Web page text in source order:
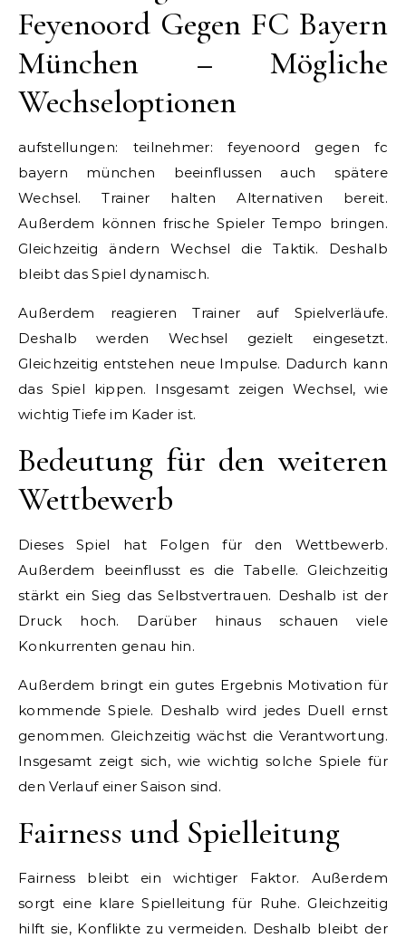
Feyenoord Gegen FC Bayern
München – Mögliche
Wechseloptionen
aufstellungen: teilnehmer: feyenoord gegen fc
bayern münchen beeinflussen auch spätere
Wechsel. Trainer halten Alternativen bereit.
Außerdem können frische Spieler Tempo bringen.
Gleichzeitig ändern Wechsel die Taktik. Deshalb
bleibt das Spiel dynamisch.
Außerdem reagieren Trainer auf Spielverläufe.
Deshalb werden Wechsel gezielt eingesetzt.
Gleichzeitig entstehen neue Impulse. Dadurch kann
das Spiel kippen. Insgesamt zeigen Wechsel, wie
wichtig Tiefe im Kader ist.
Bedeutung für den weiteren
Wettbewerb
Dieses Spiel hat Folgen für den Wettbewerb.
Außerdem beeinflusst es die Tabelle. Gleichzeitig
stärkt ein Sieg das Selbstvertrauen. Deshalb ist der
Druck hoch. Darüber hinaus schauen viele
Konkurrenten genau hin.
Außerdem bringt ein gutes Ergebnis Motivation für
kommende Spiele. Deshalb wird jedes Duell ernst
genommen. Gleichzeitig wächst die Verantwortung.
Insgesamt zeigt sich, wie wichtig solche Spiele für
den Verlauf einer Saison sind.
Fairness und Spielleitung
Fairness bleibt ein wichtiger Faktor. Außerdem
sorgt eine klare Spielleitung für Ruhe. Gleichzeitig
hilft sie, Konflikte zu vermeiden. Deshalb bleibt der